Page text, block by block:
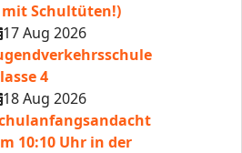
mit Schultüten!)
17 Aug 2026
4
18 Aug 2026
10:10 Uhr in der